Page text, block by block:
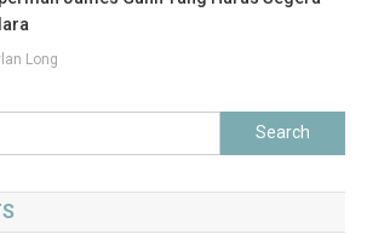
Long
Search
for: